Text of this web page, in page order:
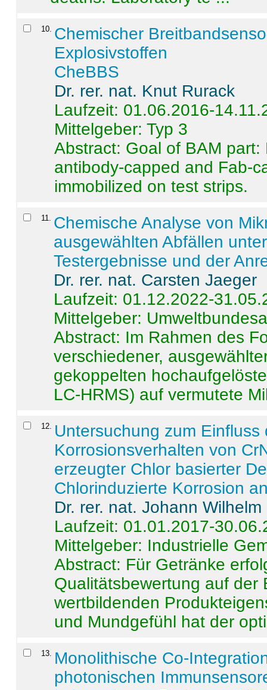
10 Chemischer
Explosivstoffen
CheBBS
Dr. rer. nat. Knut Rurack
Laufzeit: 01.06.2016-
Mittelgeber: Typ 3
Abstract: Goal of BAM
antibody-capped and Fab-
immobilized on test strips.
11
Chemische Analyse von
ausgewählten Abfällen
Testergebnisse und der
Dr. rer. nat. Carsten Jaeger
Laufzeit: 01.12.2022-
Mittelgeber:
Abstract: Im Rahmen des
verschiedener,
gekoppelten
LC-HRMS) auf vermutete
12
Untersuchung zum
Korrosionsverhalten von
erzeugter Chlor basierter
Chlorinduzierte Korrosion
Dr. rer. nat. Johann
Laufzeit: 01.01.2017-
Mittelgeber: Industrielle
Abstract: Für Getränke
Qualitätsbewertung auf der
wertbildenden
und Mundgefühl hat der
13
Monolithische Co-
photonischen